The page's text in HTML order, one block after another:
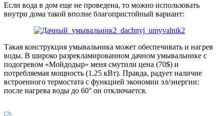
Если вода в дом еще не проведена, то можно использовать
внутри дома такой вполне благопристойный вариант:
Такая конструкция умывальника может обеспечивать и нагрев
воды. В широко разрекламированном дачном умывальнике с
подогревом «Мойдодыр» меня смутили цена (70$) и
потребляемая мощность (1.25 кВт). Правда, радует наличие
встроенного термостата с функцией экономии эл/энергии:
после нагрева воды до 60° он отключается.